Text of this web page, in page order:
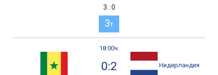
3 : 0
3т
18:00ч.
0:2 Нидерландия